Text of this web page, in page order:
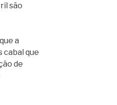
são
a
cabal que
de